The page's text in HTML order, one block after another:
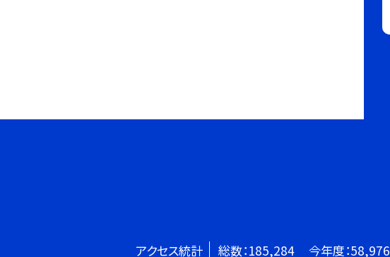
アクセス統計 総数：185,284 今年度：58,976